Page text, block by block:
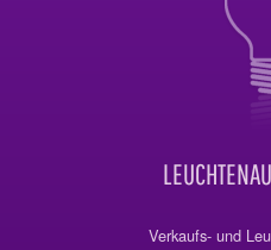
Verkaufs- und